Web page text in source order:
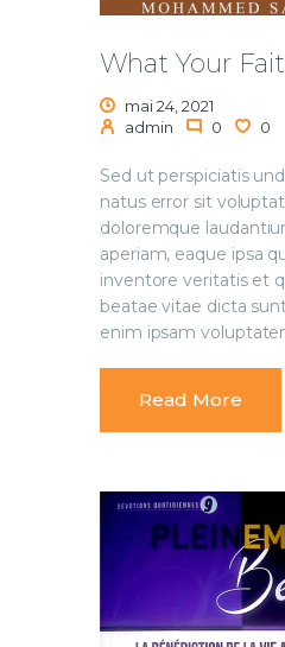
What Your
mai 24, 2021
admin
0 0
Sed ut perspiciatis
natus error sit
doloremque
aperiam, eaque ipsa
inventore veritatis et
beatae vitae dicta
enim ipsam
Read More